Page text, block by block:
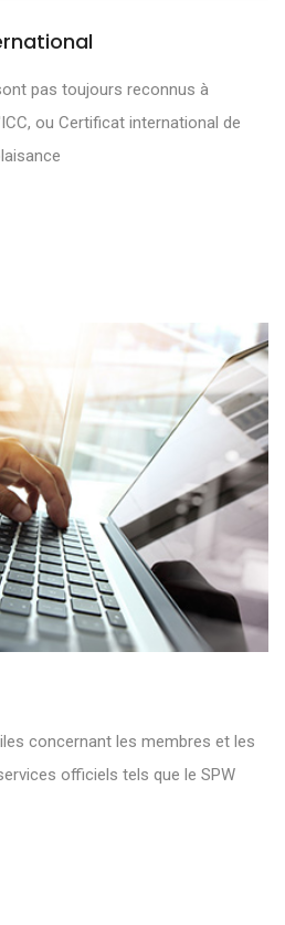
pas toujours reconnus à
ou Certificat international de
concernant les membres et les
officiels tels que le SPW